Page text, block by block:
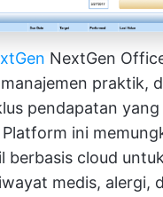
NextGen
praktik,
pendapatan yang
ini
berbasis cloud
medis, alergi,